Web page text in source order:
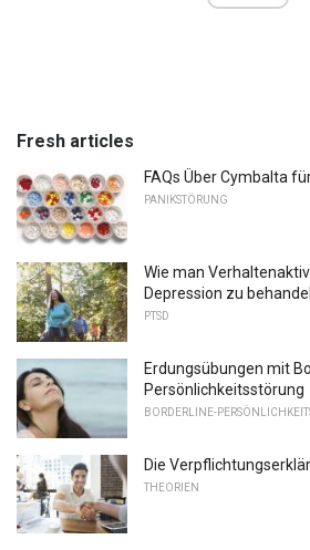
Fresh articles
FAQs Über Cymbalta
PANIKSTÖRUNG
Wie man
Depression zu
PTSD
Erdungsübungen mit
Persönlichkeitsstörung
BORDERLINE-
Die
THEORIEN